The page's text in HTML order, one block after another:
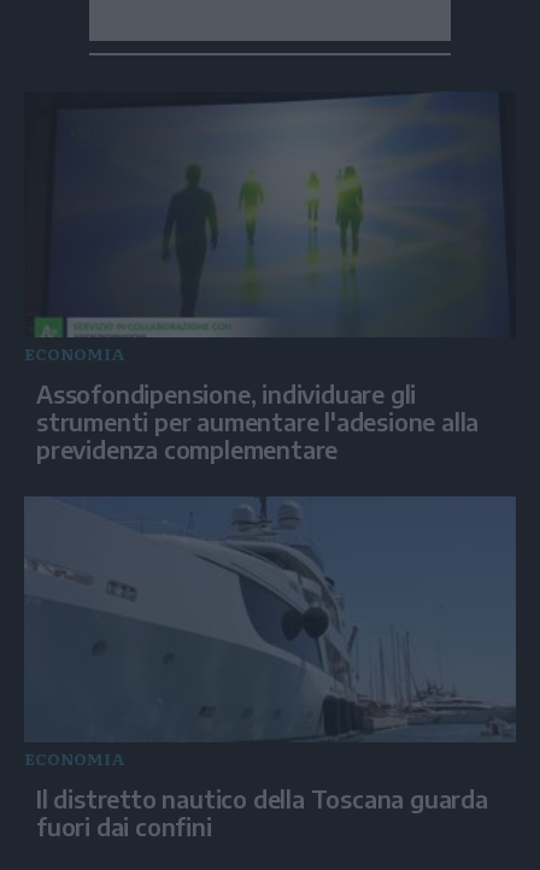
ECONOMIA
Assofondipensione, individuare gli
strumenti per aumentare l'adesione alla
previdenza complementare
ECONOMIA
Il distretto nautico della Toscana guarda
fuori dai confini